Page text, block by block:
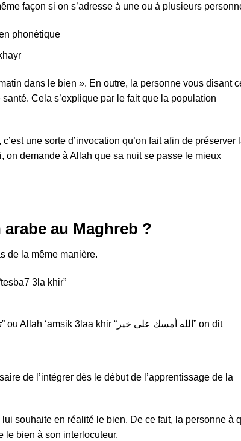
façon si on s’adresse à une ou à plusieurs
phonétique
dans le bien ». En outre, la personne vous disant
Cela s’explique par le fait que la population
une sorte d’invocation qu’on fait afin de préserver
on demande à Allah que sa nuit se passe le mieux
au Maghreb ?
de la même manière.
3la khir”
Enfin, au Maroc, tSbeH 3laa khir “تصبح على خير” ou Allah ‘amsik 3laa khir “الله أمسك على خير” on dit
de l’intégrer dès le début de l’apprentissage de la
souhaite en réalité le bien. De ce fait, la personne à
le bien à son interlocuteur.